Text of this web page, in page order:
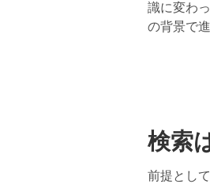
識に変わ
の背景で
検索
前提とし